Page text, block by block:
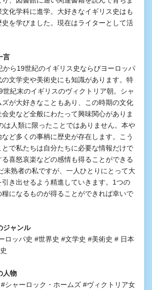
文化学科に進学。大好きなイギリス史はも
を学びました。現在はライターとして活
言
から19世紀のイギリス史ならびヨーロッパ
の文学史や美術史にも知識があります。特
世紀末のイギリスのヴィクトリア朝。シャ
が大好きなこともあり、この時期の文化
史など全般にわたって興味関心がありま
は人類に限ったことではありません。本や
ど多くの事柄に歴史が存在します。こう
とで私たちは自分たちに必要な情報だけで
喜怒哀楽などの感情も得ることができる
未熟者の私ですが、一人ひとりにとって大
き出せるよう精進していきます。1つの
になるものが得ることができれば幸いで
ジャンル
ロッパ史 #世界史 #文学史 #美術史 # 日本
人物
シャーロック・ホームズ #ヴィクトリア女